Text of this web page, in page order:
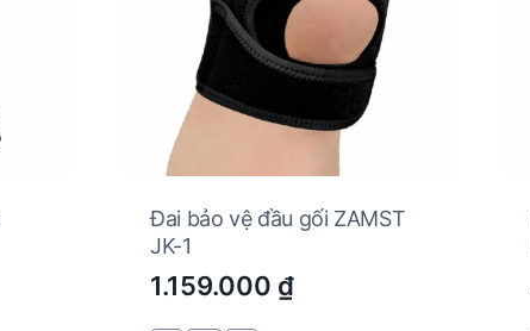
Đai bảo vệ đầu gối ZAMST
JK-1
1.159.000 ₫